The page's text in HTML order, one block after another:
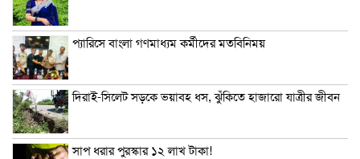
প্যারিসে বাংলা গণমাধ্যম কর্মীদের মতবিনিময়
দিরাই-সিলেট সড়কে ভয়াবহ ধস, ঝুঁকিতে হাজারো যাত্রীর জীবন
সাপ ধরার পুরস্কার ১২ লাখ টাকা!